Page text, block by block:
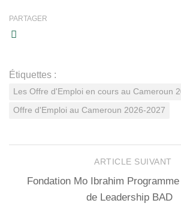
PARTAGER
Étiquettes :
Les Offre d'Emploi en cours au Cameroun
Offre d'Emploi au Cameroun 2026-2027
ARTICLE SUIVANT
Fondation Mo Ibrahim
de Leadership BAD